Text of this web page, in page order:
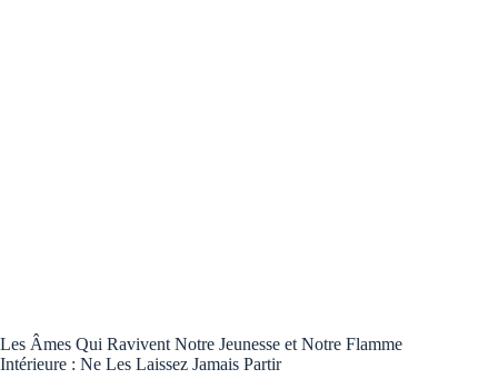
Les Âmes Qui Ravivent Notre Jeunesse et Notre Flamme
Intérieure : Ne Les Laissez Jamais Partir